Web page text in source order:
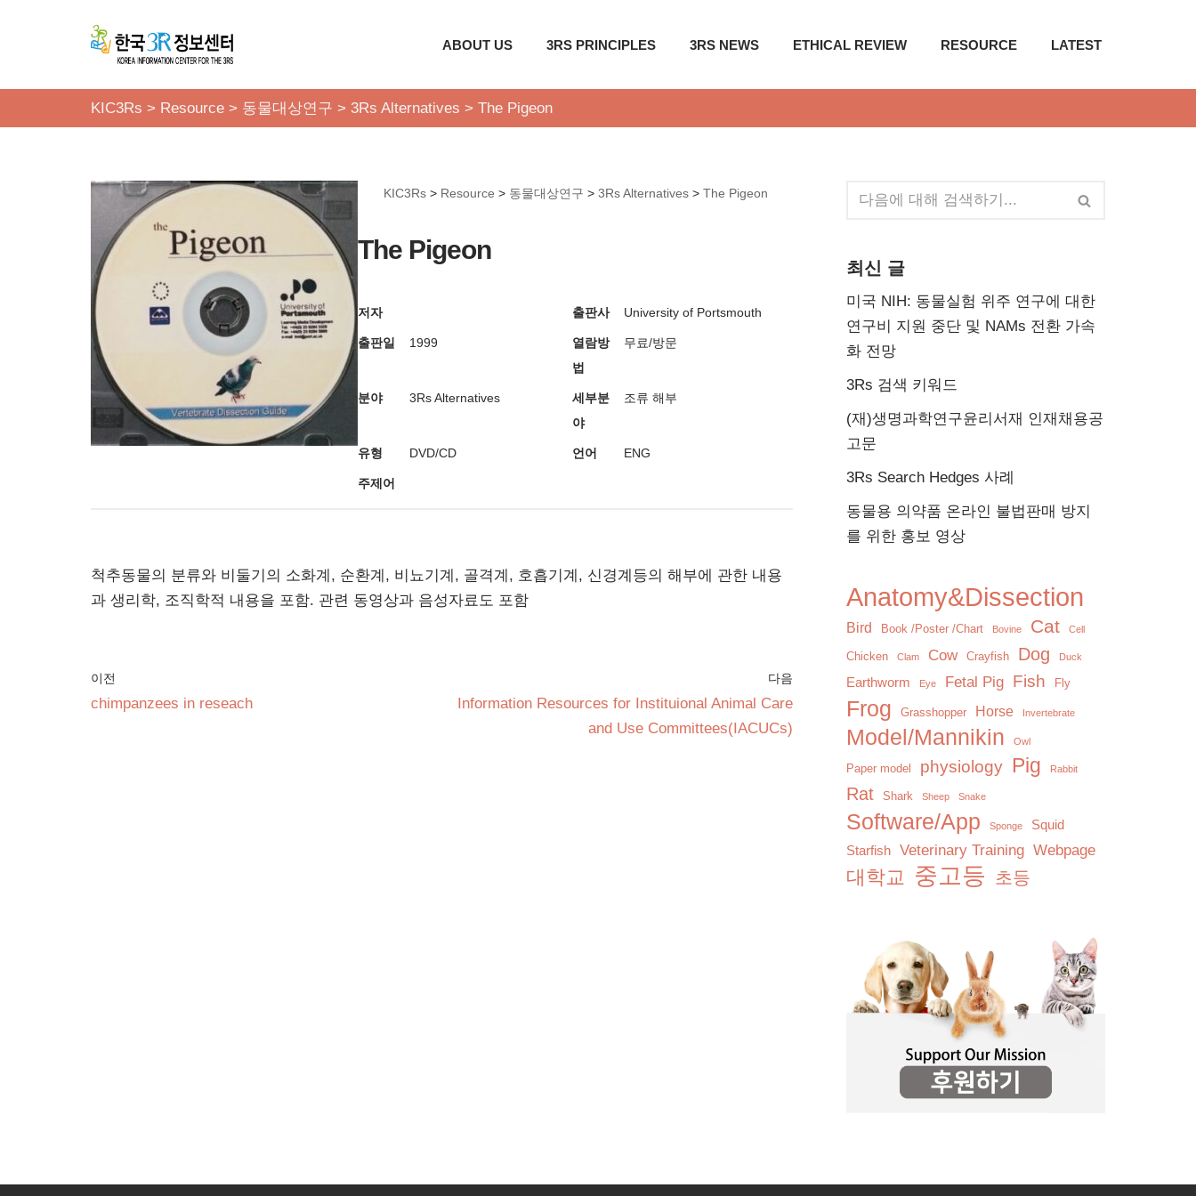
로
ABOUT US 3RS PRINCIPLES 3RS NEWS ETHICAL REVIEW RESOURCE LATEST
KIC3Rs > Resource > 동물대상연구 > 3Rs Alternatives > The Pigeon
KIC3Rs> Resource > 동물대상연구 > 3Rs Alternatives> The Pigeon
The Pigeon
저자 출판사 University of Portsmouth
출판일 1999
열람방
법
무료/방문
분야 3Rs Alternatives
세부분
야
조류 해부
유형 DVD/CD 언어 ENG
주제어
척추동물의 분류와 비둘기의 소화계, 순환계, 비뇨기계, 골격계, 호흡기계, 신경계등의 해부에 관한 내용
과 생리학, 조직학적 내용을 포함. 관련 동영상과 음성자료도 포함
이전
chimpanzees in reseach
다음
Information Resources for Instituional Animal Care
and Use Committees(IACUCs)
최신 글
미국 NIH: 동물실험 위주 연구에 대한
연구비 지원 중단 및 NAMs 전환 가속
화 전망
3Rs 검색 키워드
(재)생명과학연구윤리서재 인재채용공
고문
3Rs Search Hedges 사례
동물용 의약품 온라인 불법판매 방지
를 위한 홍보 영상
Anatomy&Dissection
Bird Book /Poster /Chart Bovine Cat Cell
Chicken Clam Cow Crayfish Dog Duck
Earthworm Eye Fetal Pig Fish Fly
Frog Grasshopper Horse Invertebrate
Model/Mannikin Owl
Paper model physiology Pig Rabbit
Rat Shark Sheep Snake
Software/App Sponge
Squid
Starfish
Veterinary Training Webpage
대학교 중고등 초등